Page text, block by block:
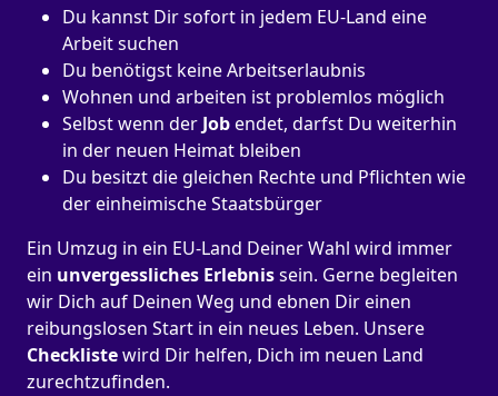
Du kannst Dir sofort in jedem EU-Land eine
Arbeit suchen
Du benötigst keine Arbeitserlaubnis
Wohnen und arbeiten ist problemlos möglich
Selbst wenn der Jobendet, darfst Du weiterhin
in der neuen Heimat bleiben
Du besitzt die gleichen Rechte und Pflichten wie
der einheimische Staatsbürger
Ein Umzug in ein EU-Land Deiner Wahl wird immer
ein unvergessliches Erlebnissein. Gerne begleiten
wir Dich auf Deinen Weg und ebnen Dir einen
reibungslosen Start in ein neues Leben. Unsere
Checklistewird Dir helfen, Dich im neuen Land
zurechtzufinden.